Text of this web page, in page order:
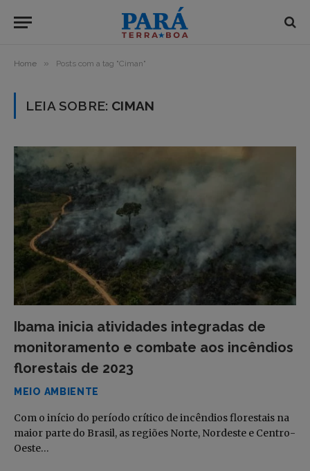
Home » Posts com a tag "Ciman"
LEIA SOBRE: CIMAN
Ibama inicia atividades integradas de
monitoramento e combate aos incêndios
florestais de 2023
MEIO AMBIENTE
Com o início do período crítico de incêndios florestais na
maior parte do Brasil, as regiões Norte, Nordeste e Centro-
Oeste…